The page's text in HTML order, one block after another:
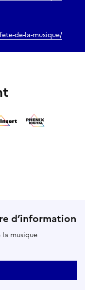
de-la-musique/
d’information
la musique